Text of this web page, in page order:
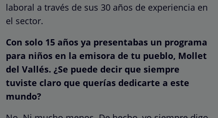
laboral a través de sus 30 años de experiencia en
el sector.
Con solo 15 años ya presentabas un programa
para niños en la emisora de tu pueblo, Mollet
del Vallés. ¿Se puede decir que siempre
tuviste claro que querías dedicarte a este
mundo?